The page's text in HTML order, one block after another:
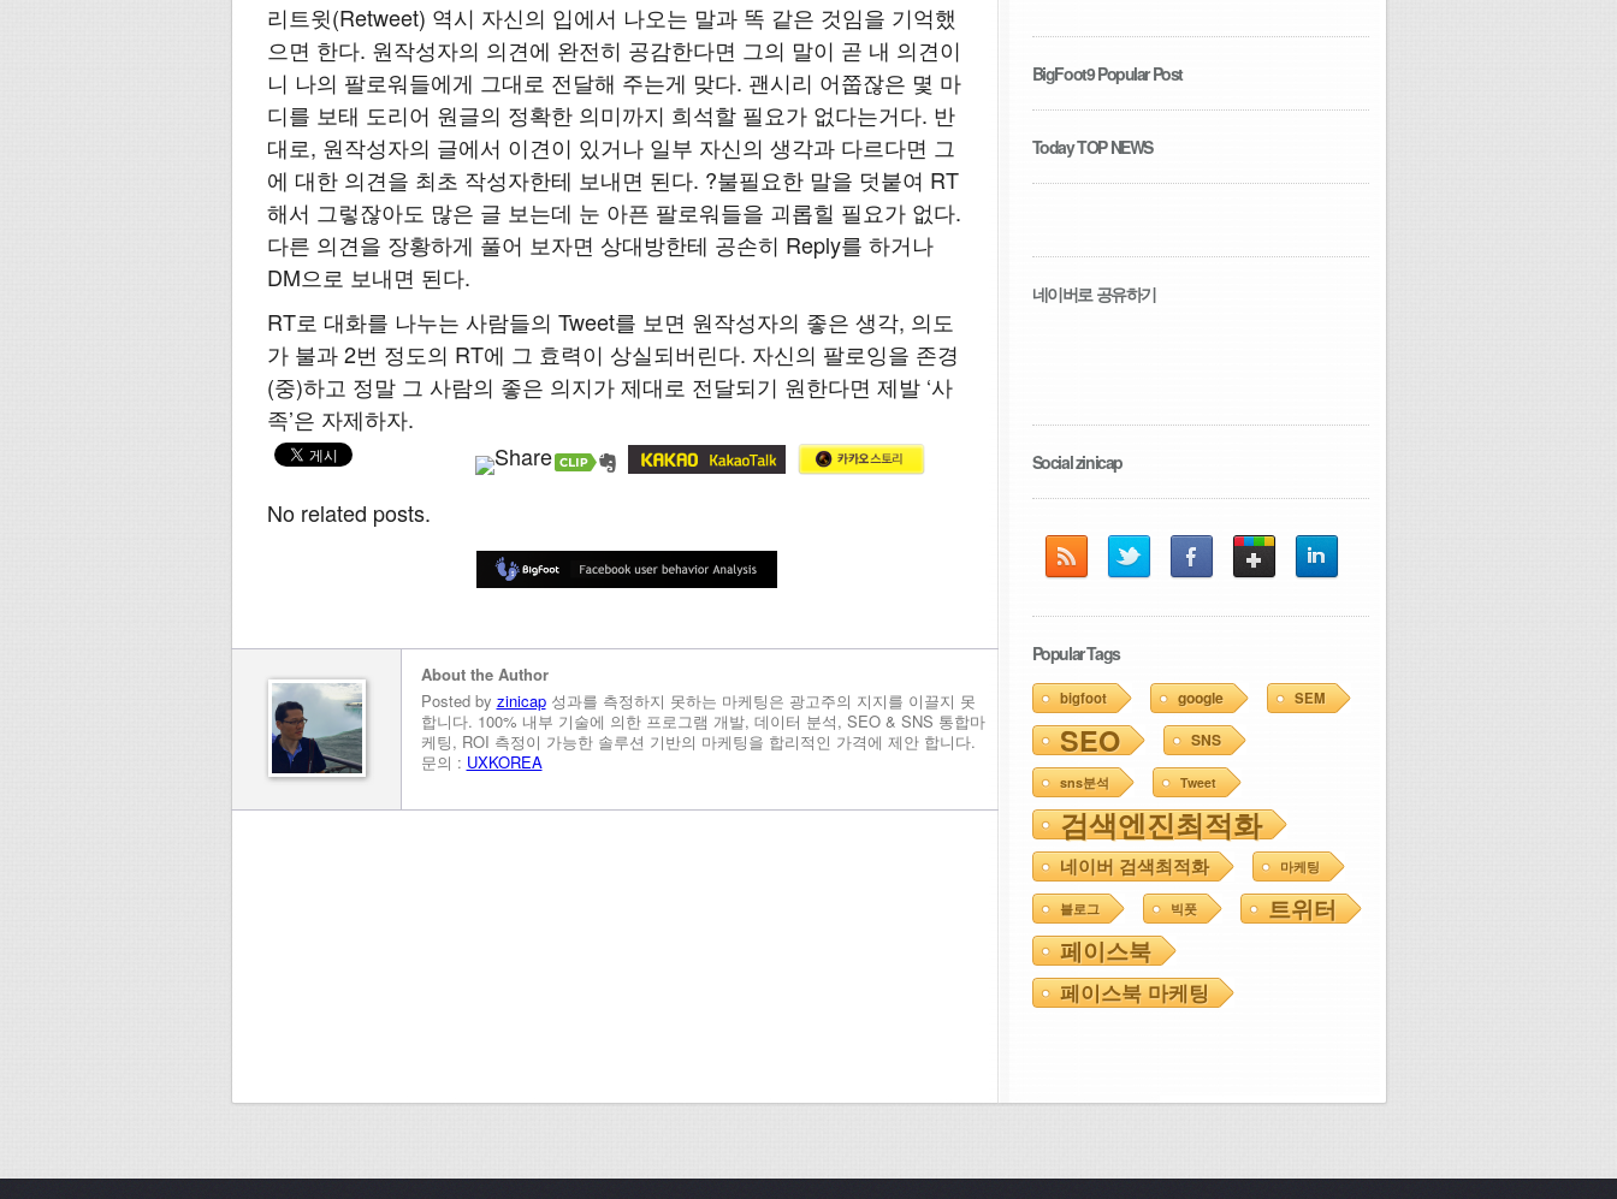
리트윗(Retweet) 역시 자신의 입에서 나오는 말과 똑 같은 것임을 기억했
으면 한다. 원작성자의 의견에 완전히 공감한다면 그의 말이 곧 내 의견이
니 나의 팔로워들에게 그대로 전달해 주는게 맞다. 괜시리 어쭙잖은 몇 마
디를 보태 도리어 원글의 정확한 의미까지 희석할 필요가 없다는거다. 반
대로, 원작성자의 글에서 이견이 있거나 일부 자신의 생각과 다르다면 그
에 대한 의견을 최초 작성자한테 보내면 된다. ?불필요한 말을 덧붙여 RT
해서 그렇잖아도 많은 글 보는데 눈 아픈 팔로워들을 괴롭힐 필요가 없다.
다른 의견을 장황하게 풀어 보자면 상대방한테 공손히 Reply를 하거나
DM으로 보내면 된다.
RT로 대화를 나누는 사람들의 Tweet를 보면 원작성자의 좋은 생각, 의도
가 불과 2번 정도의 RT에 그 효력이 상실되버린다. 자신의 팔로잉을 존경
(중)하고 정말 그 사람의 좋은 의지가 제대로 전달되기 원한다면 제발 ‘사
족’은 자제하자.
No related posts.
About the Author
Posted by zinicap성과를 측정하지 못하는 마케팅은 광고주의 지지를 이끌지 못
합니다. 100% 내부 기술에 의한 프로그램 개발, 데이터 분석, SEO & SNS 통합마
케팅, ROI 측정이 가능한 솔루션 기반의 마케팅을 합리적인 가격에 제안 합니다.
문의 : UXKOREA
BigFoot9 Popular Post
Today TOP NEWS
네이버로 공유하기
Social zinicap
Popular Tags
bigfoot google SEM
SEO SNS
sns분석 Tweet
검색엔진최적화
네이버 검색최적화 마케팅
블로그 빅풋
트위터
페이스북
페이스북 마케팅